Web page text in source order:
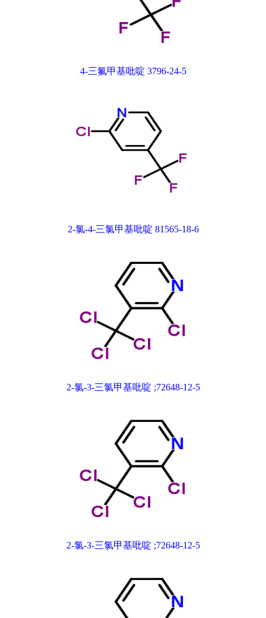
4-三氟甲基吡啶 3796-24-5
2-氯-4-三氯甲基吡啶 81565-18-6
2-氯-3-三氯甲基吡啶 ;72648-12-5
2-氯-3-三氯甲基吡啶 ;72648-12-5